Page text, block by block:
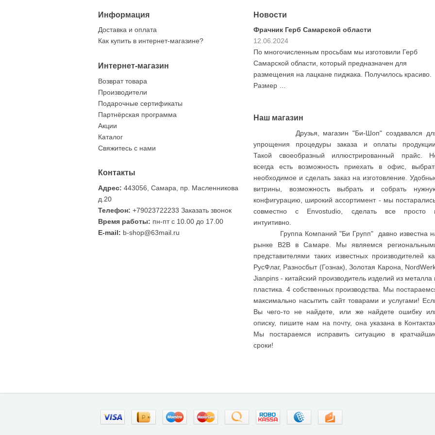
Информация
Доставка и оплата
Как купить в интернет-магазине?
Интернет-магазин
Возврат товара
Производители
Подарочные сертификаты
Партнёрская программа
Акции
Каталог
Свяжитесь с нами
Контакты
Адрес: 443056, Самара, пр. Масленникова
д.20
Телефон: +79023722233 Заказать звонок
Время работы: пн-пт с 10.00 до 17.00
E-mail: b-shop@63mail.ru
Новости
Фрачник Герб Самарской области
12.06.2024
По многочисленным просьбам мы изготовили Герб
Самарской области, который предназначен для
размещения на лацкане пиджака. Получилось красиво.
Как обычно
достаточными
наборы
Наш магазин
Друзья, магазин "Би-Шоп" создавался
упрощения процедуры заказа и оплаты продукции.
Такой своеобразный иллюстрированный прайс.
всегда есть возможность приехать в офис,
необходимое и сделать заказ на изготовление.
витрины, возможность выбрать и собрать
конфигурацию, широкий ассортимент - мы
совместно с Envostudio, сделать все просто
интуитивно.
Группа Компаний "Би Групп" давно известна
рынке B2B в Самаре. Мы являемся
представителями таких известных производителей
РусФлаг, Разносбыт (Гознак), Золотая Карона,
Jianpins - китайский производитель изделий из металла
пластика. 4 собственных производства. Мы
максимально насытить сайт товарами и услугами!
Вы чего-то не найдете, или же найдете ошибку
описку, пишите нам на почту, она указана в
Мы постараемся исправить ситуацию в
сроки!